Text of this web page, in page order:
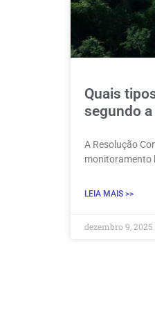
Quais
segundo
A Resolução
monitoramento
LEIA MAIS >>
dezembro 9, 2025